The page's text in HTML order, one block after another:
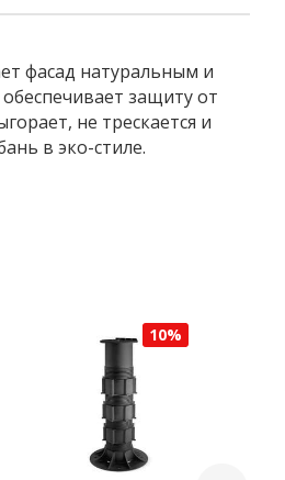
фасад натуральным и
защиту от
не трескается и
в эко-стиле.
10%